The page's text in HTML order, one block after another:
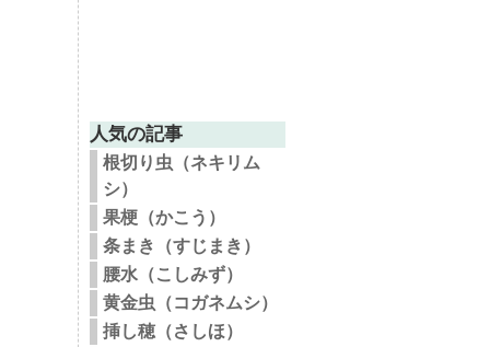
人気の記事
根切り虫（ネキリム
シ）
果梗（かこう）
条まき（すじまき）
腰水（こしみず）
黄金虫（コガネムシ）
挿し穂（さしほ）